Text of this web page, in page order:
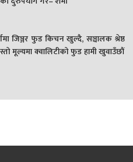
जिञ्जर फुड किचन खुल्दै, सञ्चालक श्रेष्ठ
मूल्यमा क्वालिटीको फुड हामी खुवाउँछौं